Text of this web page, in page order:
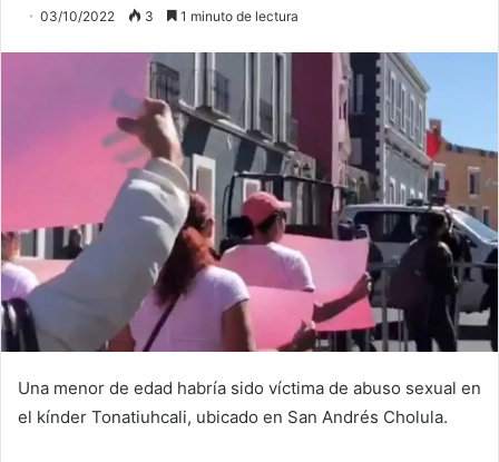
03/10/2022 3 1 minuto de lectura
Una menor de edad habría sido víctima de abuso sexual en
el kínder Tonatiuhcali, ubicado en San Andrés Cholula.